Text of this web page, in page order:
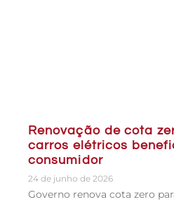
Renovação de cota
carros elétricos
consumidor
24 de junho de 2026
Governo renova cota zero